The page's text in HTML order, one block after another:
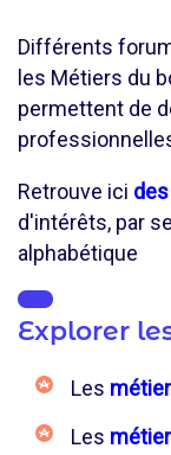
Différents
les Métiers du
permettent de
Retrouve ici
d'intérêts, par
alphabétique
Explorer
Les
Les